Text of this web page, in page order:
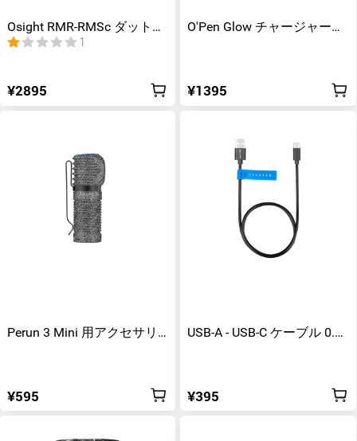
Osight RMR-RMSc ダットサ
イトマウント1
¥2895
O'Pen Glow チャージャーベ
¥1395
Perun 3 Mini 用アクセサリ
¥595
USB-A - USB-C ケーブル 0.8
¥395